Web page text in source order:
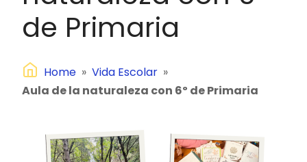
de Primaria
Home » Vida Escolar »
Aula de la naturaleza con 6º de Primaria